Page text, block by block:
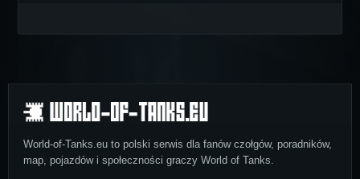
World-of-Tanks.eu to polski serwis dla fanów czołgów, poradników,
map, pojazdów i społeczności graczy World of Tanks.